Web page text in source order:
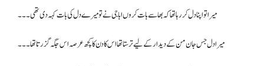
میرا تو اپنا دل کر رہا تھا کہ بھا سے بات کروں اباجی نے تو میرے دل کی بات کہہ دی تھی۔۔۔
میرا دل جس جان من کے دیدار کے لیے ترستا تھا اس کا دن کا کچھ عرصہ اس جگہ گزرتا تھا۔۔۔